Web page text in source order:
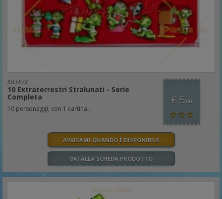
KSCI-978
10 Extraterrestri Stralunati - Serie
Completa
10 personaggi, con 1 cartina..
€ 5,00
AVVISAMI QUANDO È DISPONIBILE
VAI ALLA SCHEDA PRODOTTO